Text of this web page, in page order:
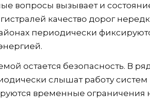
вопросы вызывает и
качество дорог
периодически
остается безопасность. В
слышат работу
временные ограничения